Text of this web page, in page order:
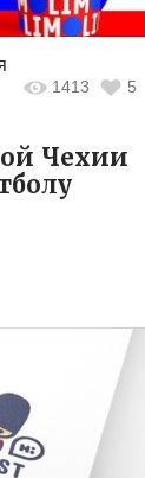
1413 5
Чехии